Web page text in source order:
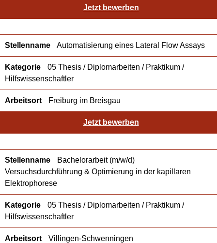
Jetzt bewerben
Automatisierung eines Lateral Flow Assays
05 Thesis / Diplomarbeiten / Praktikum /
Hilfswissenschaftler
Freiburg im Breisgau
Jetzt bewerben
Bachelorarbeit (m/w/d)
Versuchsdurchführung & Optimierung in der kapillaren
Elektrophorese
05 Thesis / Diplomarbeiten / Praktikum /
Hilfswissenschaftler
Villingen-Schwenningen